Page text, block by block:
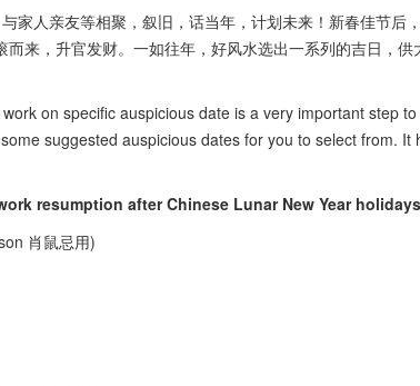
家人亲友等相聚，叙旧，话当年，计划未来！新春佳节后
来，升官发财。一如往年，好风水选出一系列的吉日，供
on specific auspicious date is a very important step
suggested auspicious dates for you to select from. It
resumption after Chinese Lunar New Year
肖鼠忌用)